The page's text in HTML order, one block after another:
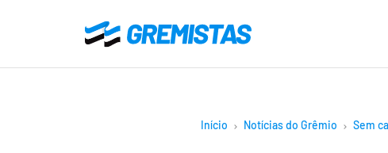
o
Gremistas
Início Notícias do Grêmio Sem